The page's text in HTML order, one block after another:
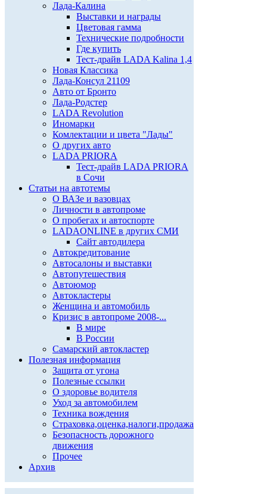
Лада-Калина
Выставки и награды
Цветовая гамма
Технические подробности
Где купить
Тест-драйв LADA Kalina 1,4
Новая Классика
Лада-Консул 21109
Авто от Бронто
Лада-Родстер
LADA Revolution
Иномарки
Комлектации и цвета "Лады"
О других авто
LADA PRIORA
Тест-драйв LADA PRIORA
в Сочи
Статьи на автотемы
О ВАЗе и вазовцах
Личности в автопроме
О пробегах и автоспорте
LADAONLINE в других СМИ
Сайт автодилера
Автокредитование
Автосалоны и выставки
Автопутешествия
Автоюмор
Автокластеры
Женщина и автомобиль
Кризис в автопроме 2008-...
В мире
В России
Самарский автокластер
Полезная информация
Защита от угона
Полезные ссылки
О здоровье водителя
Уход за автомобилем
Техника вождения
Страховка,оценка,налоги,продажа
Безопасность дорожного
движения
Прочее
Архив